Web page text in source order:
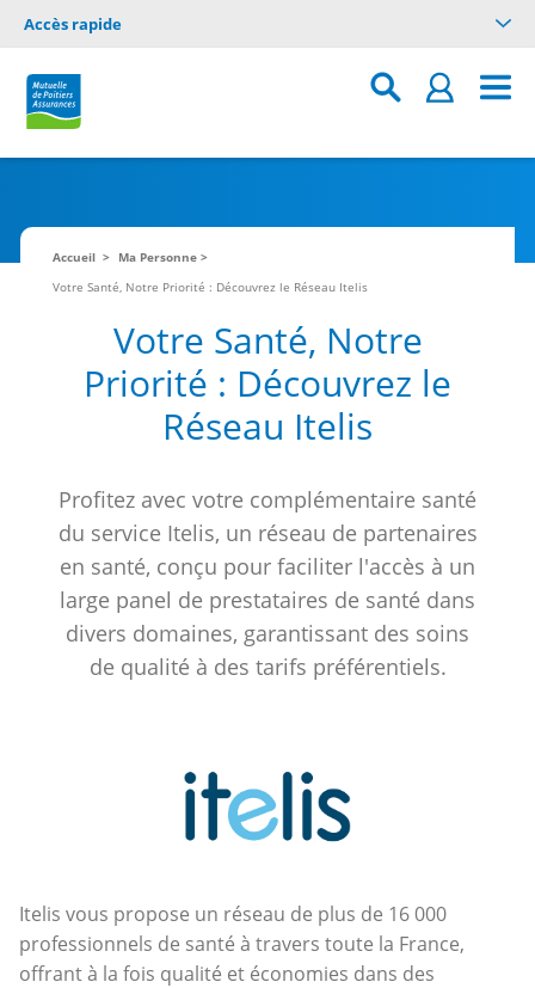
Accès rapide
Accueil
Ma Personne
Votre Santé, Notre Priorité : Découvrez le Réseau Itelis
Votre Santé, Notre
Priorité : Découvrez le
Réseau Itelis
Profitez avec votre complémentaire santé
du service Itelis, un réseau de partenaires
en santé, conçu pour faciliter l'accès à un
large panel de prestataires de santé dans
divers domaines, garantissant des soins
de qualité à des tarifs préférentiels.
Itelis vous propose un réseau de plus de 16 000
professionnels de santé à travers toute la France,
offrant à la fois qualité et économies dans des